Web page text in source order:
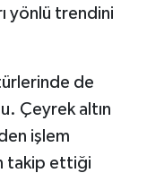
yönlü trendini
de
Çeyrek altın
işlem
takip ettiği